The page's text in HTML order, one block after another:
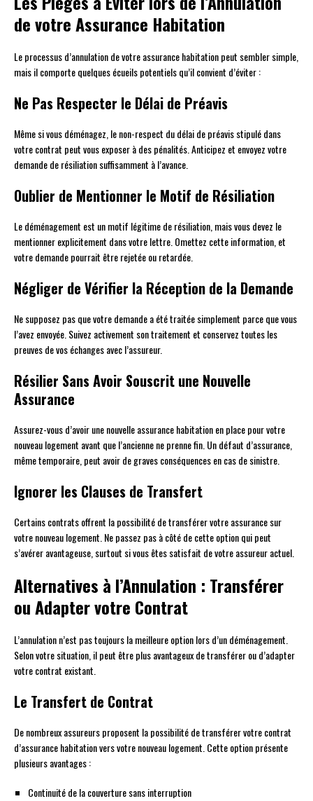
de votre Assurance Habitation
Le processus d’annulation de votre assurance habitation peut sembler simple,
mais il comporte quelques écueils potentiels qu’il convient d’éviter :
Ne Pas Respecter le Délai de Préavis
Même si vous déménagez, le non-respect du délai de préavis stipulé dans
votre contrat peut vous exposer à des pénalités. Anticipez et envoyez votre
demande de résiliation suffisamment à l’avance.
Oublier de Mentionner le Motif de Résiliation
Le déménagement est un motif légitime de résiliation, mais vous devez le
mentionner explicitement dans votre lettre. Omettez cette information, et
votre demande pourrait être rejetée ou retardée.
Négliger de Vérifier la Réception de la Demande
Ne supposez pas que votre demande a été traitée simplement parce que vous
l’avez envoyée. Suivez activement son traitement et conservez toutes les
preuves de vos échanges avec l’assureur.
Résilier Sans Avoir Souscrit une Nouvelle
Assurance
Assurez-vous d’avoir une nouvelle assurance habitation en place pour votre
nouveau logement avant que l’ancienne ne prenne fin. Un défaut d’assurance,
même temporaire, peut avoir de graves conséquences en cas de sinistre.
Ignorer les Clauses de Transfert
Certains contrats offrent la possibilité de transférer votre assurance sur
votre nouveau logement. Ne passez pas à côté de cette option qui peut
s’avérer avantageuse, surtout si vous êtes satisfait de votre assureur actuel.
Alternatives à l’Annulation : Transférer
ou Adapter votre Contrat
L’annulation n’est pas toujours la meilleure option lors d’un déménagement.
Selon votre situation, il peut être plus avantageux de transférer ou d’adapter
votre contrat existant.
Le Transfert de Contrat
De nombreux assureurs proposent la possibilité de transférer votre contrat
d’assurance habitation vers votre nouveau logement. Cette option présente
plusieurs avantages :
Continuité de la couverture sans interruption